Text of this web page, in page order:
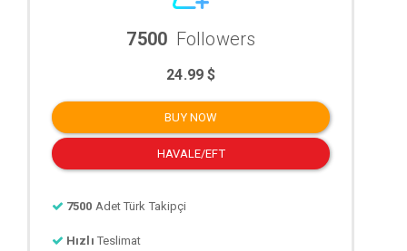
7500 Followers
24.99 $
BUY NOW
HAVALE/EFT
7500 Adet Türk Takipçi
Hızlı Teslimat